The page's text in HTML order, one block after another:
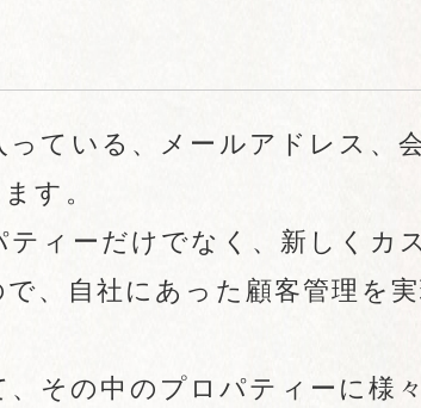
ている、メールアドレス、
す。
ィーだけでなく、新しくカ
、自社にあった顧客管理を実
その中のプロパティーに様